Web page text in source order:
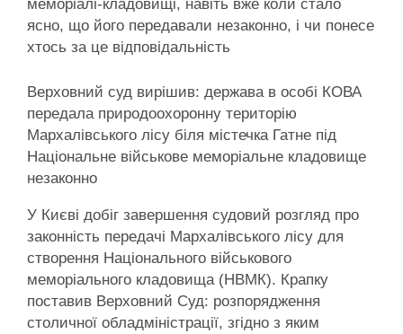
меморіалі-кладовищі, навіть вже коли стало
ясно, що його передавали незаконно, і чи понесе
хтось за це відповідальність
Верховний суд вирішив: держава в особі КОВА
передала природоохоронну територію
Мархалівського лісу біля містечка Гатне під
Національне військове меморіальне кладовище
незаконно
У Києві добіг завершення судовий розгляд про
законність передачі Мархалівського лісу для
створення Національного військового
меморіального кладовища (НВМК). Крапку
поставив Верховний Суд: розпорядження
столичної обладміністрації, згідно з яким